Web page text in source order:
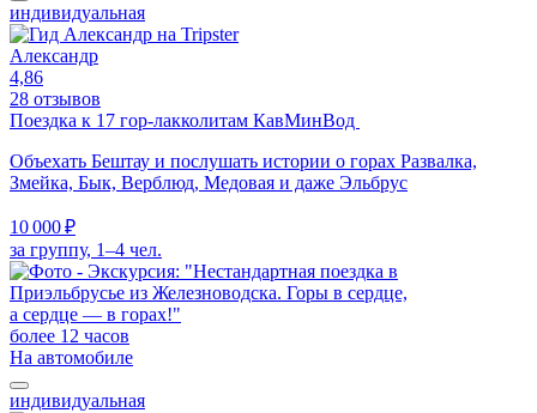
индивидуальная
Александр
4,86
28 отзывов
Поездка к 17 гор-лакколитам КавМинВод
Объехать Бештау и послушать истории о горах Развалка,
Змейка, Бык, Верблюд, Медовая и даже Эльбрус
10 000 ₽
за группу, 1–4 чел.
более 12 часов
На автомобиле
индивидуальная